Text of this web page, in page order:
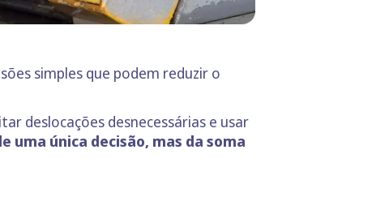
simples que podem reduzir o
deslocações desnecessárias e usar
uma única decisão, mas da soma